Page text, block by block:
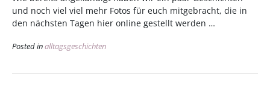
und noch viel viel mehr Fotos für euch mitgebracht, die in
den nächsten Tagen hier online gestellt werden …
Posted inalltagsgeschichten